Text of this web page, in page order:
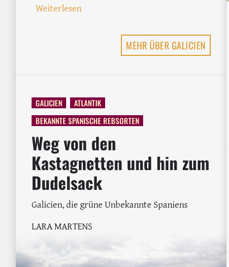
Weiterlesen: Albariño vs. Riesling: Wie ähnlich
MEHR ÜBER GALICIEN
GALICIEN
ATLANTIK
BEKANNTE SPANISCHE REBSORTEN
Weg von den
Kastagnetten und hin zum
Dudelsack
Galicien, die grüne Unbekannte Spaniens
LARA MARTENS